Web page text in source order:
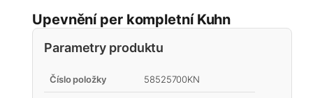
Upevnění per kompletní Kuhn
Parametry produktu
Číslo položky 58525700KN